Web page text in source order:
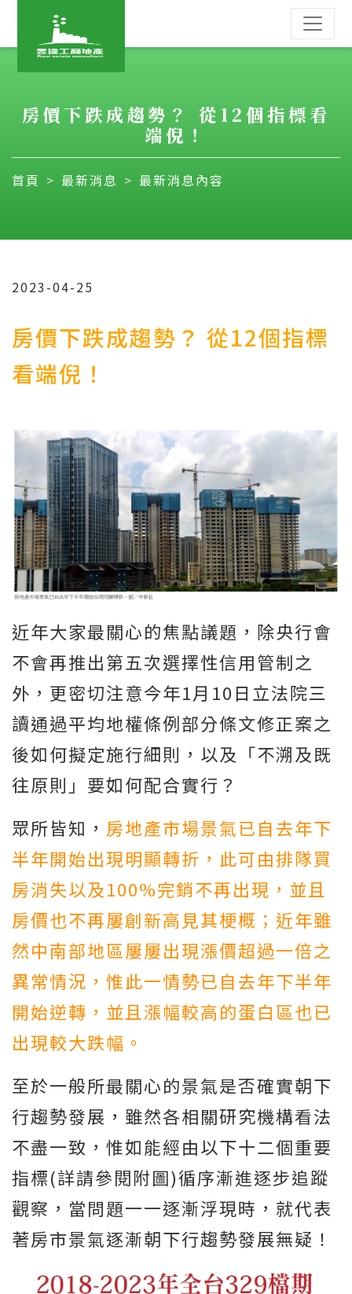
房價下跌成趨勢？ 從12個指標看
端倪！
首頁 最新消息 最新消息內容
2023-04-25
房價下跌成趨勢？ 從12個指標
看端倪！
近年大家最關心的焦點議題，除央行會
不會再推出第五次選擇性信用管制之
外，更密切注意今年1月10日立法院三
讀通過平均地權條例部分條文修正案之
後如何擬定施行細則，以及「不溯及既
往原則」要如何配合實行？
眾所皆知， 房地產市場景氣已自去年下
半年開始出現明顯轉折，此可由排隊買
房消失以及100%完銷不再出現，並且
房價也不再屢創新高見其梗概；近年雖
然中南部地區屢屢出現漲價超過一倍之
異常情況，惟此一情勢已自去年下半年
開始逆轉，並且漲幅較高的蛋白區也已
出現較大跌幅。
至於一般所最關心的景氣是否確實朝下
行趨勢發展，雖然各相關研究機構看法
不盡一致，惟如能經由以下十二個重要
指標(詳請參閱附圖)循序漸進逐步追蹤
觀察，當問題一一逐漸浮現時，就代表
著房市景氣逐漸朝下行趨勢發展無疑！